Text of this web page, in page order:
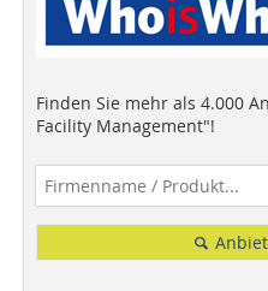
Finden Sie mehr als 4.000
Facility Management"!